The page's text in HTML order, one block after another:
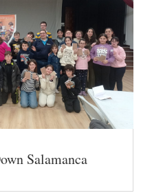
Salamanca